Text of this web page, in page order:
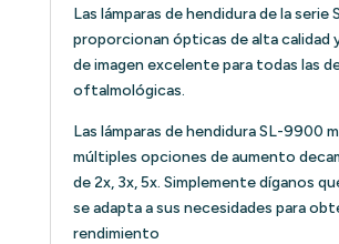
Las lámparas de hendidura de la serie
proporcionan ópticas de alta calidad
de imagen excelente para todas las
oftalmológicas.
Las lámparas de hendidura SL-9900
múltiples opciones de aumento
de 2x, 3x, 5x. Simplemente díganos
se adapta a sus necesidades para
rendimiento